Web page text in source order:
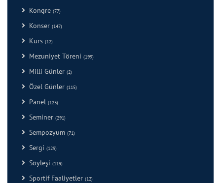
Kongre (77)
Konser (147)
Kurs (12)
Mezuniyet Töreni (199)
Milli Günler (2)
Özel Günler (115)
Panel (123)
Seminer (291)
Sempozyum (71)
Sergi (129)
Söyleşi (119)
Sportif Faaliyetler (12)